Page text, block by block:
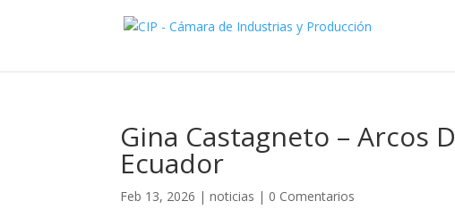
Gina Castagneto – Arcos
Ecuador
Feb 13, 2026 |noticias | 0 Comentarios